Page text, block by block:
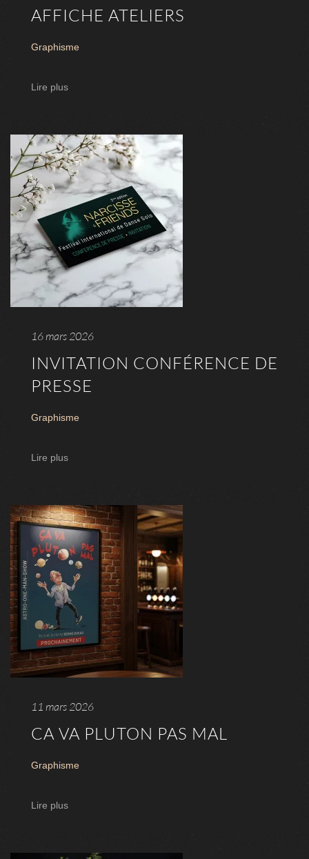
AFFICHE ATELIERS
Graphisme
Lire plus
16 mars 2026
INVITATION CONFÉRENCE DE
PRESSE
Graphisme
Lire plus
11 mars 2026
CA VA PLUTON PAS MAL
Graphisme
Lire plus